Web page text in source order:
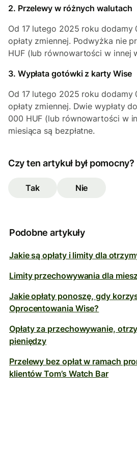
2. Przelewy w różnych walutach
Od 17 lutego 2025 roku dodamy
opłaty zmiennej. Podwyżka nie
HUF (lub równowartości w innej
3. Wypłata gotówki z karty Wise
Od 17 lutego 2025 roku dodamy
opłaty zmiennej. Dwie wypłaty
000 HUF (lub równowartości w
miesiąca są bezpłatne.
Czy ten artykuł był pomocny?
Tak Nie
Podobne artykuły
Jakie są opłaty i limity dla
Limity przechowywania dla
Jakie opłaty ponoszę, gdy
Oprocentowania Wise?
Opłaty za przechowywanie,
pieniędzy
Przelewy bez opłat w ramach
klientów Tom’s Watch Bar